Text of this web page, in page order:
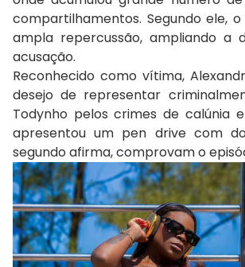
compartilhamentos. Segundo ele,
ampla repercussão, ampliando a
acusação.
Reconhecido como vítima,
desejo de representar
Todynho pelos crimes de calúnia
apresentou um pen drive com
segundo afirma, comprovam o